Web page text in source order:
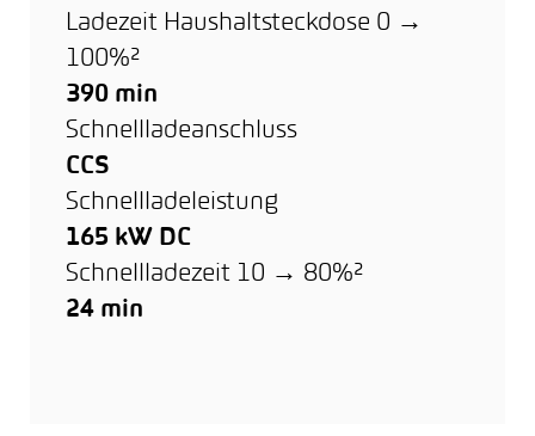
Ladezeit Haushaltsteckdose 0 →
100%²
390 min
Schnellladeanschluss
CCS
Schnellladeleistung
165 kW DC
Schnellladezeit 10 → 80%²
24 min